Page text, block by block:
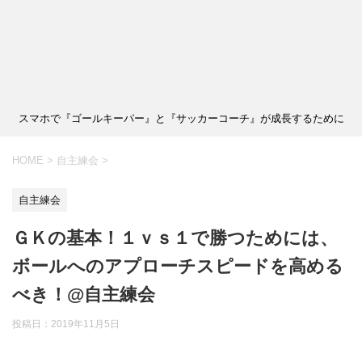
スマホで『ゴールキーパー』と『サッカーコーチ』が成長するために
HOME > 自主練会 >
自主練会
ＧＫの基本！１ｖｓ１で勝つためには、
ボールへのアプローチスピードを高める
べき！@自主練会
投稿日： 2019年11月5日